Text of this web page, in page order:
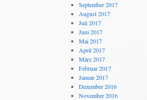
September 2017
August 2017
Juli 2017
Juni 2017
Mai 2017
April 2017
März 2017
Februar 2017
Januar 2017
Dezember 2016
November 2016